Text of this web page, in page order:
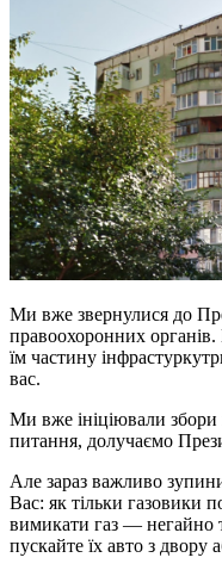
Ми вже звернулися до
правоохоронних органів.
їм частину
вас.
Ми вже ініціювали збори
питання, долучаємо
Але зараз важливо
Вас: як тільки газовики
вимикати газ — негайно
пускайте їх авто з двору